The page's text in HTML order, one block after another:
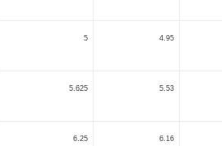
5 4.95
5.625 5.53
6.25 6.16